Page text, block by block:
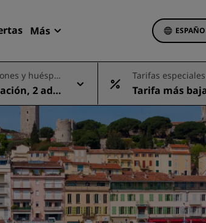
Más
Radisson Rewards
Mis reservas
tu hotel
en el aeropuerto
nuevos y de próxima
A
y huéspe
2 adul
Tarifas especiales
Tarifa más
ponible